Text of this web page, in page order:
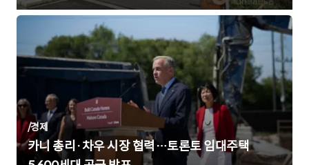
/경제
카니 총리·차우 시장 협력…토론토 임대주택